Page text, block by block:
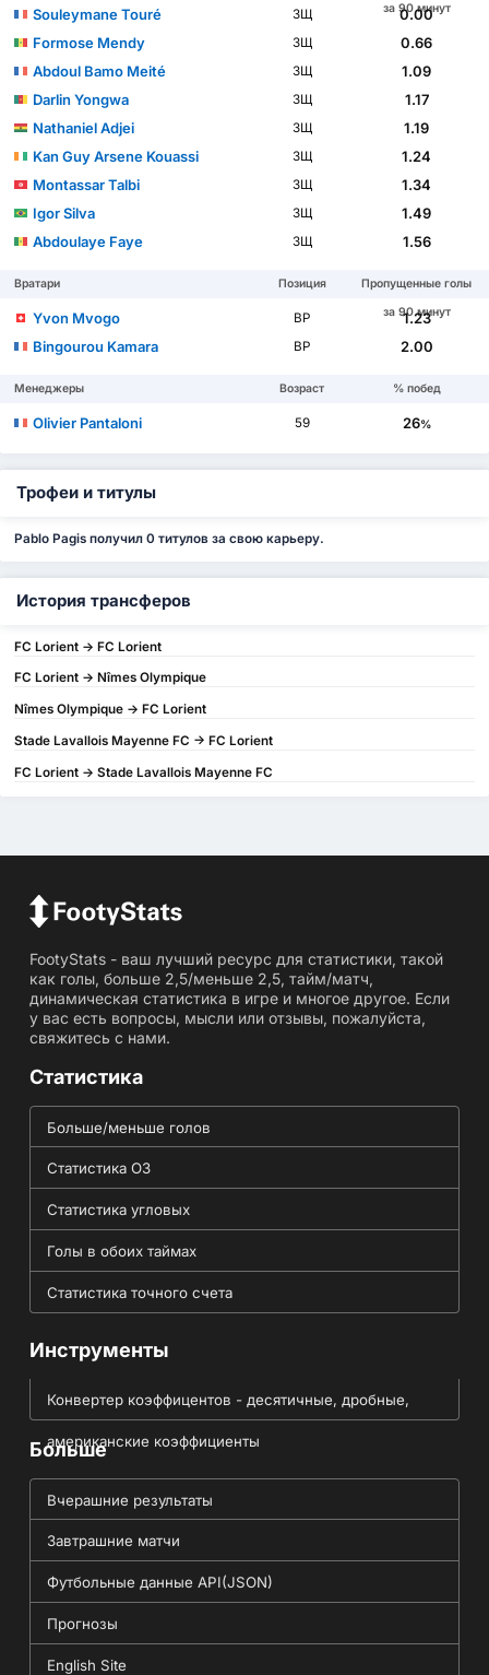
за 90 минут
Souleymane Touré ЗЩ
0.00
Formose Mendy
ЗЩ
0.66
Abdoul Bamo Meité
ЗЩ
1.09
Darlin Yongwa
ЗЩ
1.17
Nathaniel Adjei
ЗЩ
1.19
Kan Guy Arsene Kouassi
ЗЩ
1.24
Montassar Talbi
ЗЩ
1.34
Igor Silva
ЗЩ
1.49
Abdoulaye Faye
ЗЩ 1.56
Вратари Позиция
Пропущенные голы
за 90 минут
Yvon Mvogo ВР
1.23
Bingourou Kamara
ВР 2.00
Менеджеры Возраст % побед
Olivier Pantaloni 59 26%
Трофеи и титулы
Pablo Pagis получил 0 титулов за свою карьеру.
История трансферов
FC Lorient -> FC Lorient
FC Lorient -> Nîmes Olympique
Nîmes Olympique -> FC Lorient
Stade Lavallois Mayenne FC -> FC Lorient
FC Lorient -> Stade Lavallois Mayenne FC
FootyStats - ваш лучший ресурс для статистики, такой
как голы, больше 2,5/меньше 2,5, тайм/матч,
динамическая статистика в игре и многое другое. Если
у вас есть вопросы, мысли или отзывы, пожалуйста,
свяжитесь с нами.
Статистика
Больше/меньше голов
Статистика ОЗ
Статистика угловых
Голы в обоих таймах
Статистика точного счета
Инструменты
Конвертер коэффицентов - десятичные, дробные,
американские коэффициенты
Больше
Вчерашние результаты
Завтрашние матчи
Футбольные данные API(JSON)
Прогнозы
English Site